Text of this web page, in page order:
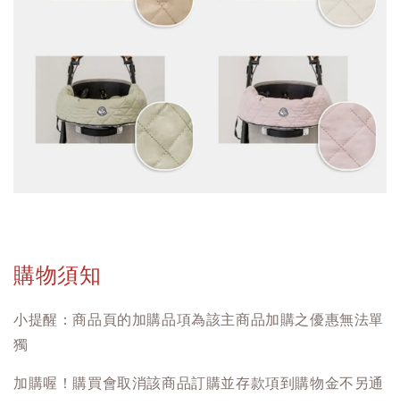
購物須知
小提醒：商品頁的加購品項為該主商品加購之優惠無法單
獨
加購喔！購買會取消該商品訂購並存款項到購物金不另通